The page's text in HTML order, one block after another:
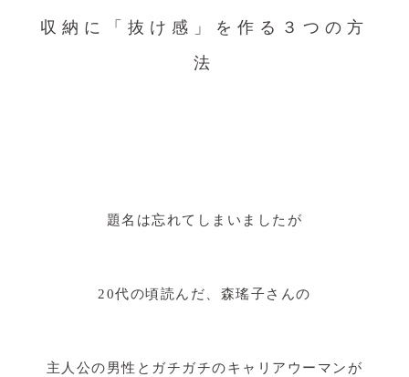
収納に「抜け感」を作る３つの方
法
題名は忘れてしまいましたが
20代の頃読んだ、森瑤子さんの
主人公の男性とガチガチのキャリアウーマンが